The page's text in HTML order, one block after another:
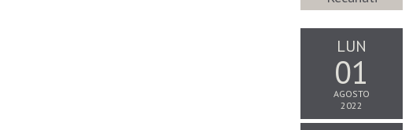
LUN
01
AGOSTO
2022